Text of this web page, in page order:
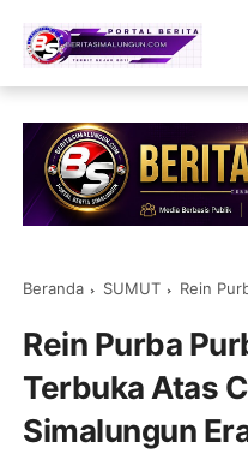
Beranda SUMUT Rein Purba Purba Minta
Rein Purba
Terbuka Atas
Simalungun